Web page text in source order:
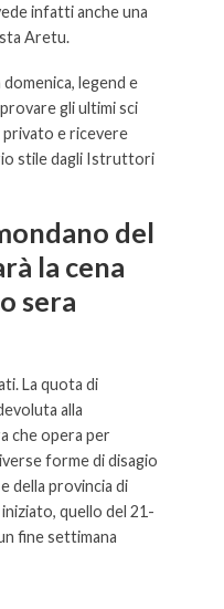
infatti anche una
Aretu.
legend e
gli ultimi sci
privato e ricevere
stile dagli Istruttori
del
la cena
sera
La quota di
alla
che opera per
forme di disagio
della provincia di
quello del 21-
fine settimana